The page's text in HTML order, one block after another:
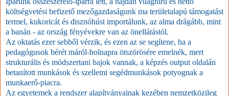
költségvetési befizető mezőgazdaságunk ma területalapú támogatást
termel, kukoricát és disznóhúst importálunk, az alma drágább, mint
a banán - az ország fényévekre van az önellátástól.
Az oktatás ezer sebből vérzik, és ezen az se segítene, ha a
pedagógusok bérét máról-holnapra ötszörösére emelnék, mert
strukturális és módszertani bajok vannak, a képzés output oldalán
betanított munkások és szellemi segédmunkások potyognak a
munkaerő-piacra.
Az egyetemek a rendszer alapítványainak kezében nemzetközileg